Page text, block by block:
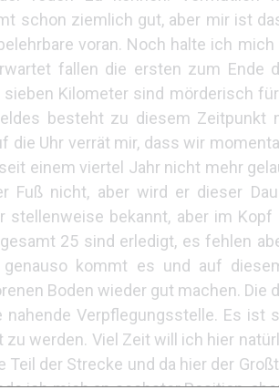
schon ziemlich gut, aber mir ist
voran. Noch halte ich
fallen die ersten zum Ende
Kilometer sind mörderisch
besteht zu diesem
die Uhr verrät mir, dass wir
einem viertel Jahr nicht mehr
Fuß nicht, aber wird er dieser
bekannt, aber im
25 sind erledigt, es fehlen
kommt es und auf
Boden wieder gut machen.
Verpflegungsstelle. Es ist
werden. Viel Zeit will ich hier
der Strecke und da hier der